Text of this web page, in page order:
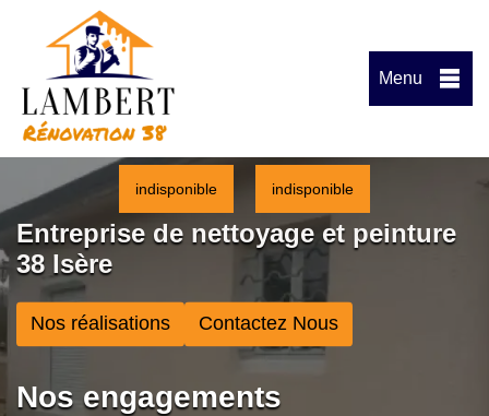
Menu
indisponible indisponible
Entreprise de nettoyage et peinture
38 Isère
Nos réalisations Contactez Nous
Nos engagements